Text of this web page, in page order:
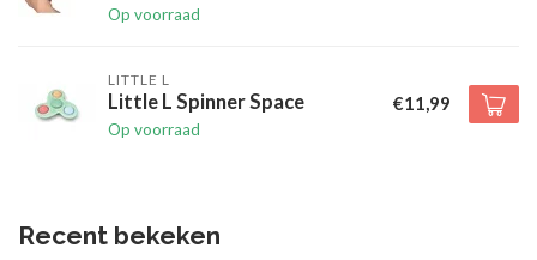
Op voorraad
LITTLE L
Little L Spinner Space
Op voorraad
€11,99
Recent bekeken